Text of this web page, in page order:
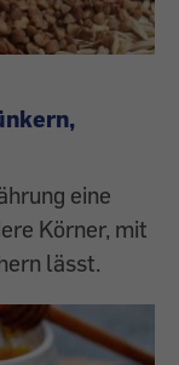
eine
Körner, mit
lässt.